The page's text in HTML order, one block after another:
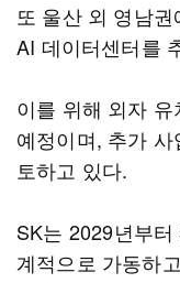
또 울산 외 영남
AI 데이터센터를
이를 위해 외자
예정이며, 추가
토하고 있다.
SK는 2029년부
계적으로 가동하